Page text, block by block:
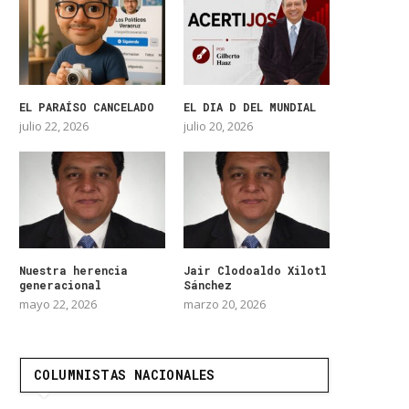
EL PARAÍSO CANCELADO
julio 22, 2026
EL DIA D DEL MUNDIAL
julio 20, 2026
Nuestra herencia
generacional
mayo 22, 2026
Jair Clodoaldo Xilotl
Sánchez
marzo 20, 2026
COLUMNISTAS NACIONALES